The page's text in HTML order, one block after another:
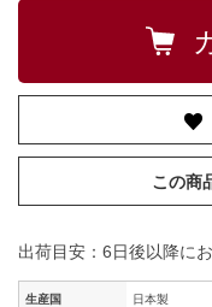
この商
出荷目安：6日後以降に
生産国 日本製